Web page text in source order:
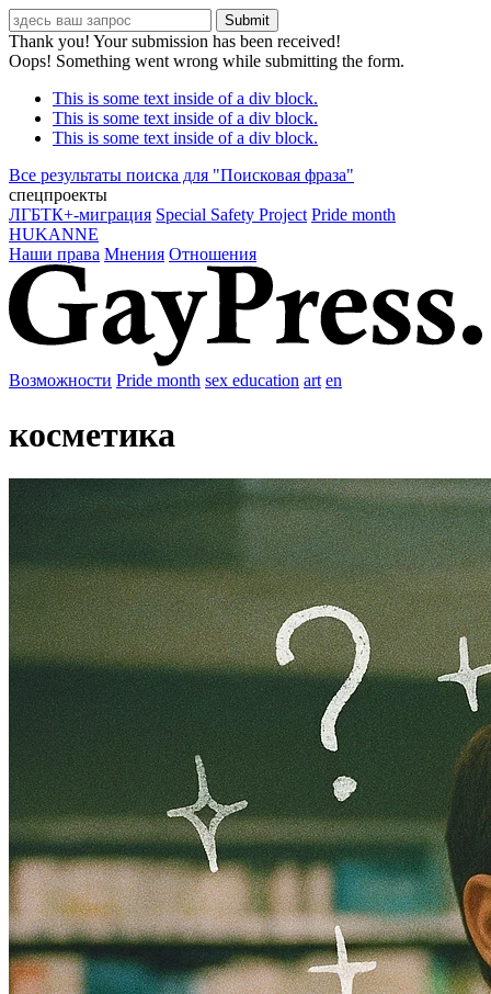
Thank you! Your submission has been received!
Oops! Something went wrong while submitting the form.
This is some text inside of a div block.
This is some text inside of a div block.
This is some text inside of a div block.
Все результаты поиска для "Поисковая фраза"
спецпроекты
ЛГБТК+-миграция Special Safety Project Pride month
HUKANNE
Наши права Мнения Отношения
Возможности Pride month sex education art en
косметика